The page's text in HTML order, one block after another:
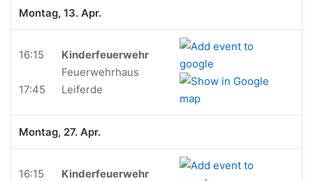
Montag, 13. Apr.
16:15
17:45
Kinderfeuerwehr
Feuerwehrhaus
Leiferde
Montag, 27. Apr.
16:15
Kinderfeuerwehr